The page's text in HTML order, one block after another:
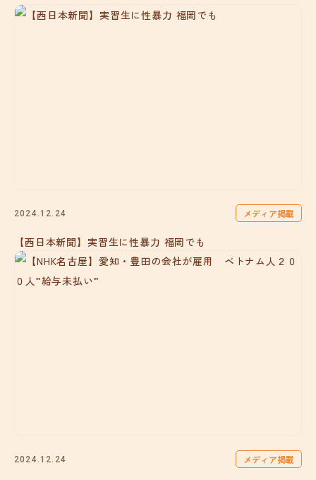
2024.12.24 メディア掲載
【西日本新聞】実習生に性暴力 福岡でも
2024.12.24 メディア掲載